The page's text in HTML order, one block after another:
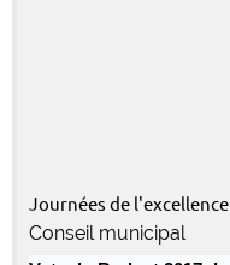
Journées de l'excellence
Conseil municipal